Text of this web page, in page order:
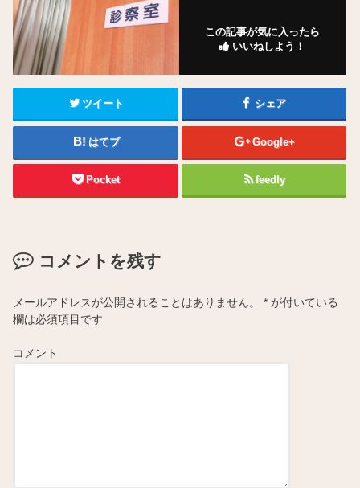
この記事が気に入ったら
いいねしよう！
ツイート シェア
はてブ Google+
Pocket feedly
コメントを残す
メールアドレスが公開されることはありません。 * が付いている
欄は必須項目です
コメント